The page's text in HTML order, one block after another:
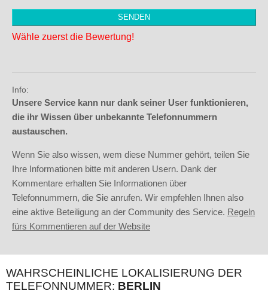
Wähle zuerst die Bewertung!
Info:
Unsere Service kann nur dank seiner User funktionieren,
die ihr Wissen über unbekannte Telefonnummern
austauschen.
Wenn Sie also wissen, wem diese Nummer gehört, teilen Sie
Ihre Informationen bitte mit anderen Usern. Dank der
Kommentare erhalten Sie Informationen über
Telefonnummern, die Sie anrufen. Wir empfehlen Ihnen also
eine aktive Beteiligung an der Community des Service. Regeln
fürs Kommentieren auf der Website
WAHRSCHEINLICHE LOKALISIERUNG DER
TELEFONNUMMER: BERLIN